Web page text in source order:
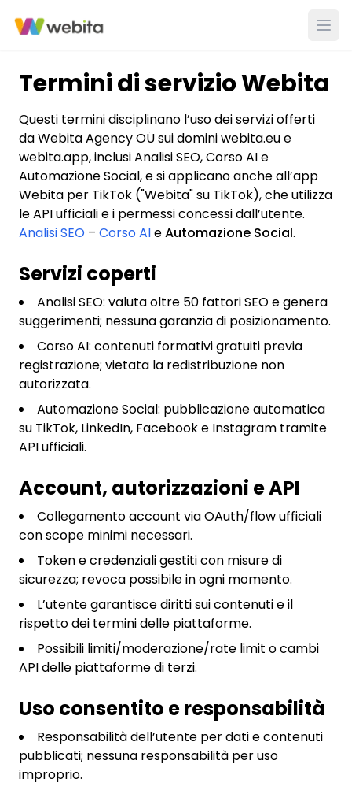
Termini di servizio Webita
Questi termini disciplinano l’uso dei servizi offerti
da Webita Agency OÜ sui domini webita.eu e
webita.app, inclusi Analisi SEO, Corso AI e
Automazione Social, e si applicano anche all’app
Webita per TikTok ("Webita" su TikTok), che utilizza
le API ufficiali e i permessi concessi dall’utente.
Analisi SEO – Corso AIeAutomazione Social.
Servizi coperti
Analisi SEO: valuta oltre 50 fattori SEO e genera
suggerimenti; nessuna garanzia di posizionamento.
Corso AI: contenuti formativi gratuiti previa
registrazione; vietata la redistribuzione non
autorizzata.
Automazione Social: pubblicazione automatica
su TikTok, LinkedIn, Facebook e Instagram tramite
API ufficiali.
Account, autorizzazioni e API
Collegamento account via OAuth/flow ufficiali
con scope minimi necessari.
Token e credenziali gestiti con misure di
sicurezza; revoca possibile in ogni momento.
L’utente garantisce diritti sui contenuti e il
rispetto dei termini delle piattaforme.
Possibili limiti/moderazione/rate limit o cambi
API delle piattaforme di terzi.
Uso consentito e responsabilità
Responsabilità dell’utente per dati e contenuti
pubblicati; nessuna responsabilità per uso
improprio.